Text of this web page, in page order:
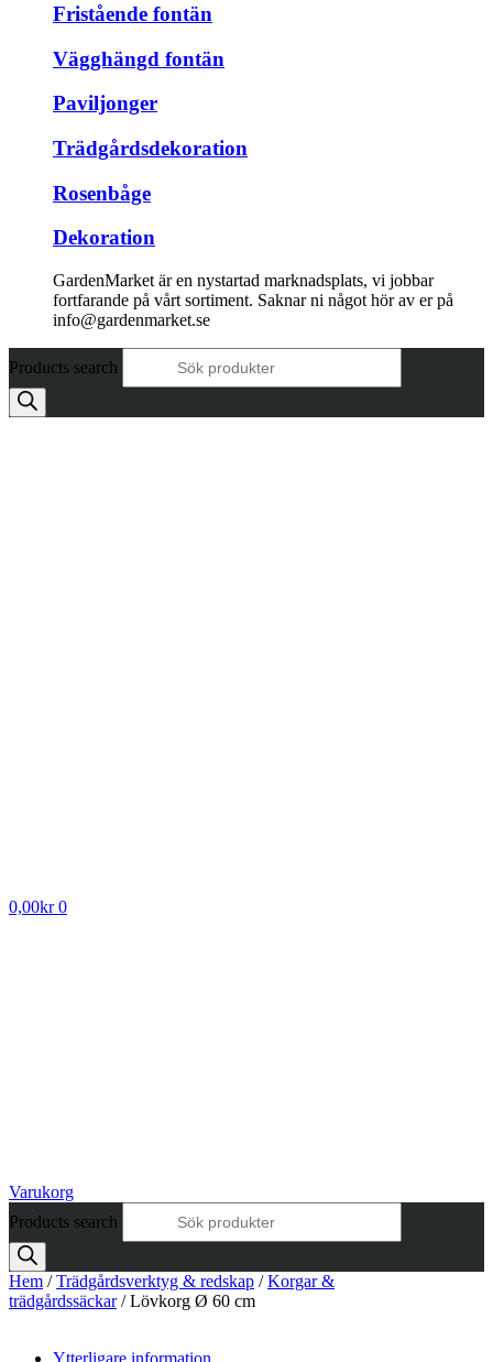
Fristående fontän
Vägghängd fontän
Paviljonger
Trädgårdsdekoration
Rosenbåge
Dekoration
GardenMarket är en nystartad marknadsplats, vi jobbar
fortfarande på vårt sortiment. Saknar ni något hör av er på
info@gardenmarket.se
Products search
0,00kr 0
Varukorg
Products search
Hem /Trädgårdsverktyg & redskap /Korgar &
trädgårdssäckar/ Lövkorg Ø 60 cm